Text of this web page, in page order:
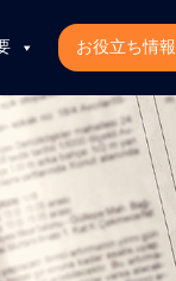
お役立ち情報